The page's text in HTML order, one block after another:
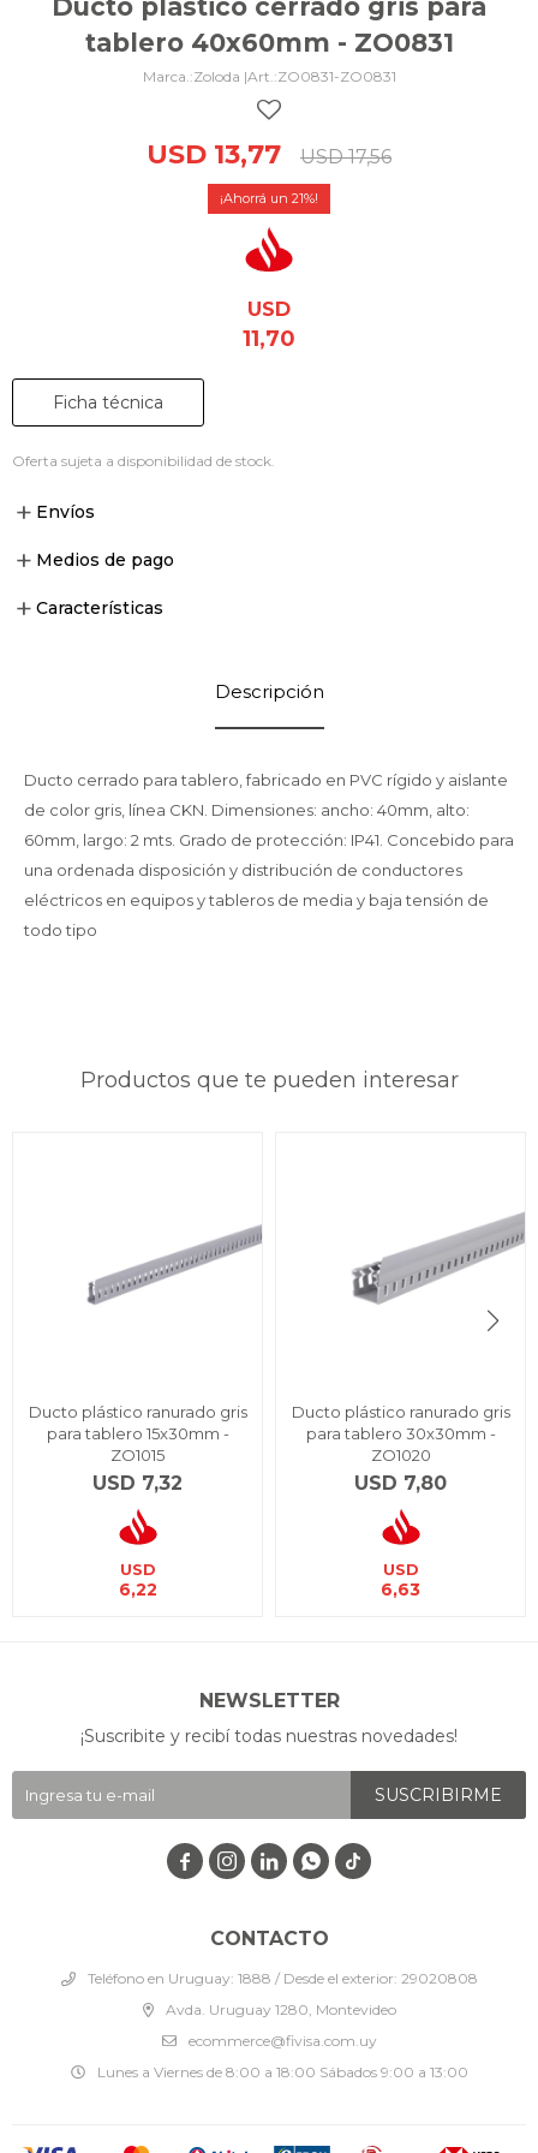
Ducto plástico cerrado gris para
tablero 40x60mm - ZO0831
Zoloda | ZO0831-ZO0831
USD 13,77 USD 17,56
21
USD
11,70
Ficha técnica
Oferta sujeta a disponibilidad de stock.
Envíos
Medios de pago
Características
Descripción
Ducto cerrado para tablero, fabricado en PVC rígido y aislante
de color gris, línea CKN. Dimensiones: ancho: 40mm, alto:
60mm, largo: 2 mts. Grado de protección: IP41. Concebido para
una ordenada disposición y distribución de conductores
eléctricos en equipos y tableros de media y baja tensión de
todo tipo
Productos que te pueden interesar
Ducto plástico ranurado gris
para tablero 15x30mm -
ZO1015
USD 7,32
USD
6,22
Ducto plástico ranurado gris
para tablero 30x30mm -
ZO1020
USD 7,80
USD
6,63
CONTACTO
Teléfono en Uruguay: 1888 / Desde el exterior: 29020808
Avda. Uruguay 1280, Montevideo
ecommerce@fivisa.com.uy
Lunes a Viernes de 8:00 a 18:00 Sábados 9:00 a 13:00
NEWSLETTER
¡Suscribite y recibí todas nuestras novedades!
SUSCRIBIRME
   